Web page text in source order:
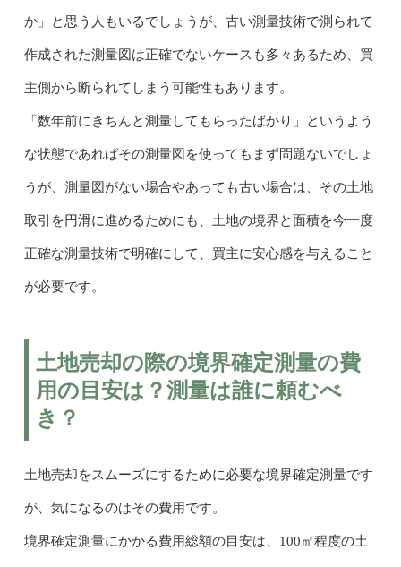
か」と思う人もいるでしょうが、古い測量技術で測られて
作成された測量図は正確でないケースも多々あるため、買
主側から断られてしまう可能性もあります。
「数年前にきちんと測量してもらったばかり」というよう
な状態であればその測量図を使ってもまず問題ないでしょ
うが、測量図がない場合やあっても古い場合は、その土地
取引を円滑に進めるためにも、土地の境界と面積を今一度
正確な測量技術で明確にして、買主に安心感を与えること
が必要です。
土地売却の際の境界確定測量の費
用の目安は？測量は誰に頼むべ
き？
土地売却をスムーズにするために必要な境界確定測量です
が、気になるのはその費用です。
境界確定測量にかかる費用総額の目安は、100㎡程度の土